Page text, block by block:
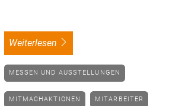
weiterlesen
MESSEN UND AUSSTELLUNGEN
MITMACHAKTIONEN MITARBEITER